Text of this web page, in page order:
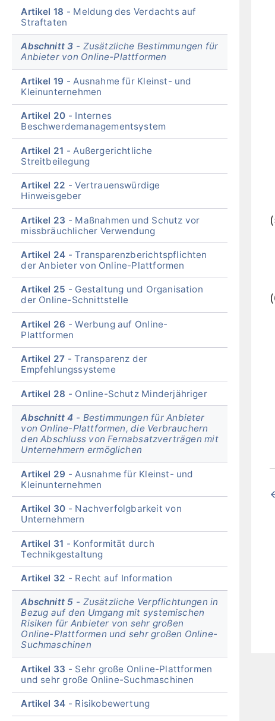
Artikel 18
Meldung des Verdachts auf
Straftaten
Abschnitt 3
Zusätzliche Bestimmungen für
Anbieter von Online-Plattformen
Artikel 19
Ausnahme für Kleinst- und
Kleinunternehmen
Artikel 20
Internes
Beschwerdemanagementsystem
Artikel 21
Außergerichtliche
Streitbeilegung
Artikel 22
Vertrauenswürdige
Hinweisgeber
Artikel 23
Maßnahmen und Schutz vor
missbräuchlicher Verwendung
Artikel 24
Transparenzberichtspflichten
der Anbieter von Online-Plattformen
Artikel 25
Gestaltung und Organisation
der Online-Schnittstelle
Artikel 26
Werbung auf Online-
Plattformen
Artikel 27
Transparenz der
Empfehlungssysteme
Artikel 28 Online-Schutz Minderjähriger
Abschnitt 4
Bestimmungen für Anbieter
von Online-Plattformen, die Verbrauchern
den Abschluss von Fernabsatzverträgen mit
Unternehmern ermöglichen
Artikel 29
Ausnahme für Kleinst- und
Kleinunternehmen
Artikel 30
Nachverfolgbarkeit von
Unternehmern
Artikel 31
Konformität durch
Technikgestaltung
Artikel 32 Recht auf Information
Abschnitt 5
Zusätzliche Verpflichtungen in
Bezug auf den Umgang mit systemischen
Risiken für Anbieter von sehr großen
Online-Plattformen und sehr großen Online-
Suchmaschinen
Artikel 33
Sehr große Online-Plattformen
und sehr große Online-Suchmaschinen
Artikel 34 Risikobewertung